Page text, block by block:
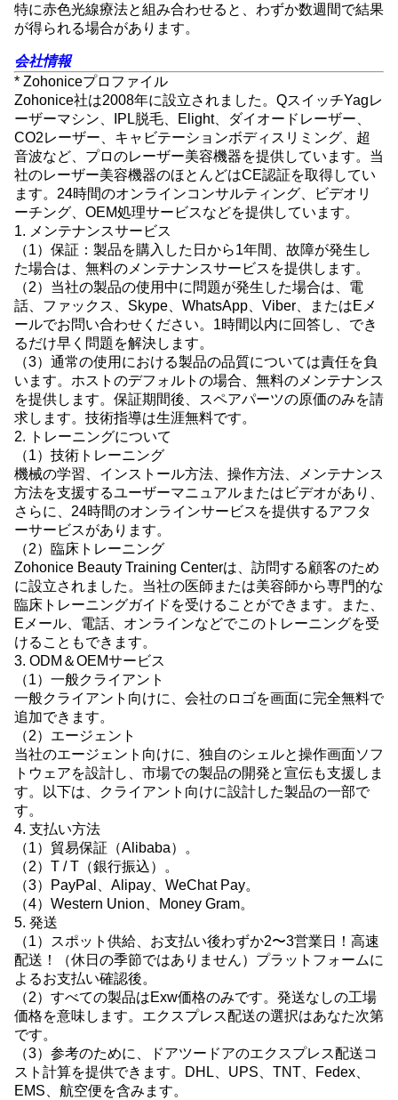
特に赤色光線療法と組み合わせると、わずか数週間で結果
が得られる場合があります。
会社情報
* Zohoniceプロファイル
Zohonice社は2008年に設立されました。QスイッチYagレ
ーザーマシン、IPL脱毛、Elight、ダイオードレーザー、
CO2レーザー、キャビテーションボディスリミング、超
音波など、プロのレーザー美容機器を提供しています。当
社のレーザー美容機器のほとんどはCE認証を取得してい
ます。24時間のオンラインコンサルティング、ビデオリ
ーチング、OEM処理サービスなどを提供しています。
1. メンテナンスサービス
（1）保証：製品を購入した日から1年間、故障が発生し
た場合は、無料のメンテナンスサービスを提供します。
（2）当社の製品の使用中に問題が発生した場合は、電
話、ファックス、Skype、WhatsApp、Viber、またはEメ
ールでお問い合わせください。1時間以内に回答し、でき
るだけ早く問題を解決します。
（3）通常の使用における製品の品質については責任を負
います。ホストのデフォルトの場合、無料のメンテナンス
を提供します。保証期間後、スペアパーツの原価のみを請
求します。技術指導は生涯無料です。
2. トレーニングについて
（1）技術トレーニング
機械の学習、インストール方法、操作方法、メンテナンス
方法を支援するユーザーマニュアルまたはビデオがあり、
さらに、24時間のオンラインサービスを提供するアフタ
ーサービスがあります。
（2）臨床トレーニング
Zohonice Beauty Training Centerは、訪問する顧客のため
に設立されました。当社の医師または美容師から専門的な
臨床トレーニングガイドを受けることができます。また、
Eメール、電話、オンラインなどでこのトレーニングを受
けることもできます。
3. ODM＆OEMサービス
（1）一般クライアント
一般クライアント向けに、会社のロゴを画面に完全無料で
追加できます。
（2）エージェント
当社のエージェント向けに、独自のシェルと操作画面ソフ
トウェアを設計し、市場での製品の開発と宣伝も支援しま
す。以下は、クライアント向けに設計した製品の一部で
す。
4. 支払い方法
（1）貿易保証（Alibaba）。
（2）T / T（銀行振込）。
（3）PayPal、Alipay、WeChat Pay。
（4）Western Union、Money Gram。
5. 発送
（1）スポット供給、お支払い後わずか2〜3営業日！高速
配送！（休日の季節ではありません）プラットフォームに
よるお支払い確認後。
（2）すべての製品はExw価格のみです。発送なしの工場
価格を意味します。エクスプレス配送の選択はあなた次第
です。
（3）参考のために、ドアツードアのエクスプレス配送コ
スト計算を提供できます。DHL、UPS、TNT、Fedex、
EMS、航空便を含みます。